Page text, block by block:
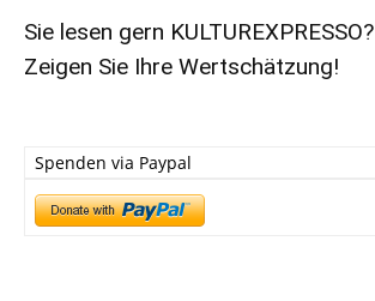
Sie lesen gern KULTUREXPRESSO?
Zeigen Sie Ihre Wertschätzung!
Spenden via Paypal